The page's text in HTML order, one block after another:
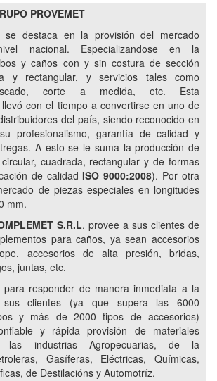
NIPLES WELDOLET
DERIVACIONES LATROLET
ELBOLET TREFILA TEE
TRICAPA TRINORMA ASTM
API5L B IRAM 2592
ROSCA Y CUPLA EPOXI
UNION DOBLE CUPLA
RADIO LARGO RADIO CORTO
CASQUETES
COMPLEMET
ESFÉRICAS EXCLUSAS
TUBOS ALETADOS
UPN
METALURGICOS
DE ACERO CAÑOS ESTRUCTURALES
PARA CONDUCCIÓN DE FLUIDOS
PROVEMET
se destaca en la provisión del mercado
nacional. Especializandose en la
y caños con y sin costura de sección
y rectangular, y servicios tales como
corte a medida, etc. Esta
con el tiempo a convertirse en uno de
del país, siendo reconocido en
profesionalismo, garantía de calidad y
A esto se le suma la producción de
cuadrada, rectangular y de formas
de calidad ISO 9000:2008). Por otra
de piezas especiales en longitudes
mm.
S.R.L. provee a sus clientes de
para caños, ya sean accesorios
accesorios de alta presión, bridas,
juntas, etc.
para responder de manera inmediata a la
sus clientes (ya que supera las 6000
y más de 2000 tipos de accesorios)
y rápida provisión de materiales
las industrias Agropecuarias, de la
Gasíferas, Eléctricas, Químicas,
de Destilacións y Automotríz.